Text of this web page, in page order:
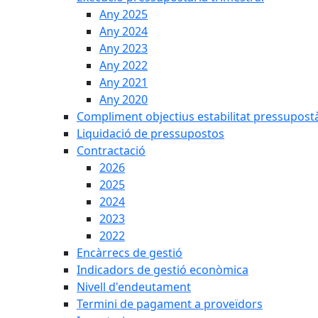
Any 2025
Any 2024
Any 2023
Any 2022
Any 2021
Any 2020
Compliment objectius estabilitat
Liquidació de pressupostos
Contractació
2026
2025
2024
2023
2022
Encàrrecs de gestió
Indicadors de gestió econòmica
Nivell d'endeutament
Termini de pagament a proveïdors